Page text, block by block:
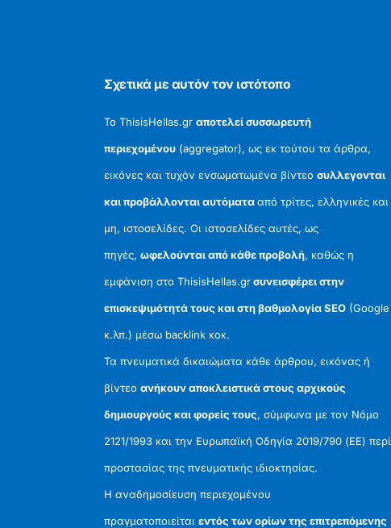
Σχετικά με αυτόν τον ιστότοπο
Το ThisisHellas.grαποτελεί συσσωρευτή
περιεχομένου (aggregator), ως εκ τούτου τα άρθρα,
εικόνες και τυχόν ενσωματωμένα βίντεοσυλλεγονται
και προβάλλονται αυτόματααπό τρίτες, ελληνικές και
μη, ιστοσελίδες. Οι ιστοσελίδες αυτές, ως
πηγές,ωφελούνται από κάθε προβολή, καθώς η
εμφάνιση στο ThisisHellas.grσυνεισφέρει στην
επισκεψιμότητά τους και στη βαθμολογία SEO (Google
κ.λπ.) μέσω backlink κοκ.
Τα πνευματικά δικαιώματα κάθε άρθρου, εικόνας ή
βίντεοανήκουν αποκλειστικά στους αρχικούς
δημιουργούς και φορείς τους, σύμφωνα με τον Νόμο
2121/1993 και την Ευρωπαϊκή Οδηγία 2019/790 (ΕΕ) περί
προστασίας της πνευματικής ιδιοκτησίας.
Η αναδημοσίευση περιεχομένου
πραγματοποιείταιεντός των ορίων της επιτρεπόμενης